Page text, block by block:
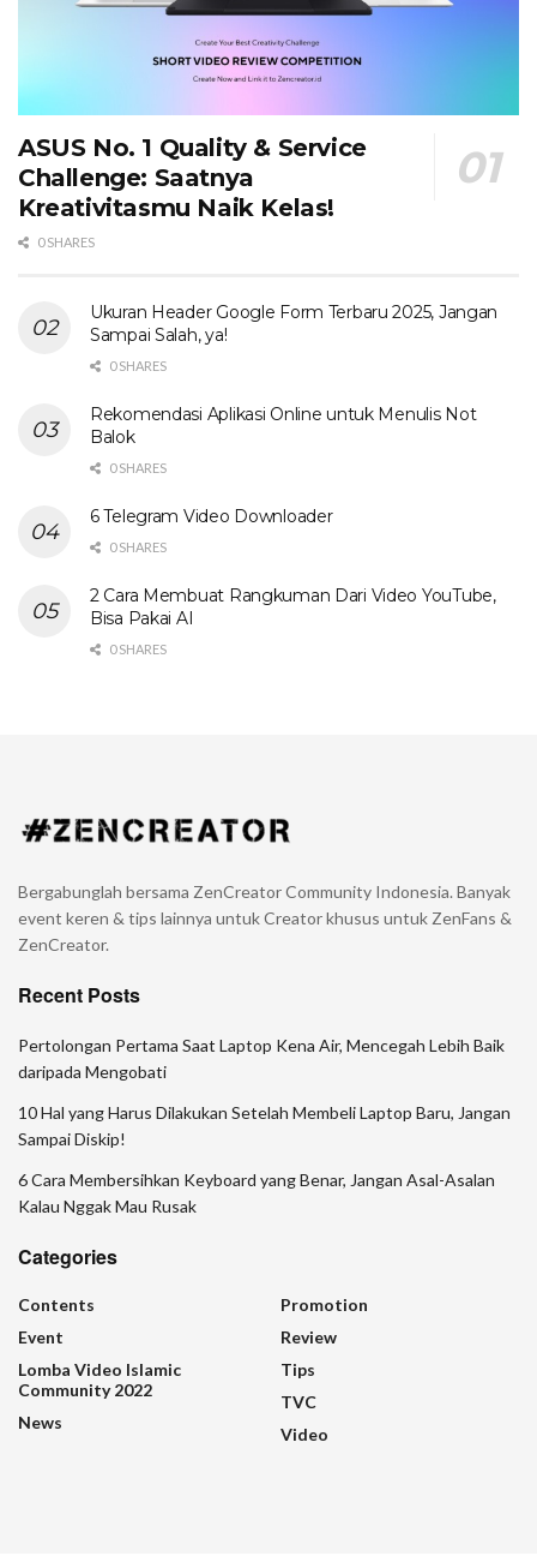
ASUS No. 1 Quality & Service
Challenge: Saatnya
Kreativitasmu Naik Kelas!
0 SHARES
Ukuran Header Google Form Terbaru 2025, Jangan
Sampai Salah, ya!
0 SHARES
Rekomendasi Aplikasi Online untuk Menulis Not
Balok
0 SHARES
6 Telegram Video Downloader
0 SHARES
2 Cara Membuat Rangkuman Dari Video YouTube,
Bisa Pakai AI
0 SHARES
Bergabunglah bersama ZenCreator Community Indonesia. Banyak
event keren & tips lainnya untuk Creator khusus untuk ZenFans &
ZenCreator.
Recent Posts
Pertolongan Pertama Saat Laptop Kena Air, Mencegah Lebih Baik
daripada Mengobati
10 Hal yang Harus Dilakukan Setelah Membeli Laptop Baru, Jangan
Sampai Diskip!
6 Cara Membersihkan Keyboard yang Benar, Jangan Asal-Asalan
Kalau Nggak Mau Rusak
Categories
Contents
Event
Lomba Video Islamic
Community 2022
News
Promotion
Review
Tips
TVC
Video